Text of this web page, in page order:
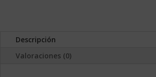
Descripción
Valoraciones (0)